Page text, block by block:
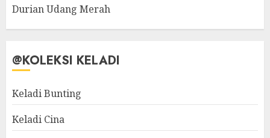
Durian Udang Merah
@KOLEKSI KELADI
Keladi Bunting
Keladi Cina